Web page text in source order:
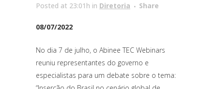
Posted at 23:01h in Diretoria Share
08/07/2022
No dia 7 de julho, o Abinee TEC Webinars
reuniu representantes do governo e
especialistas para um debate sobre o tema: